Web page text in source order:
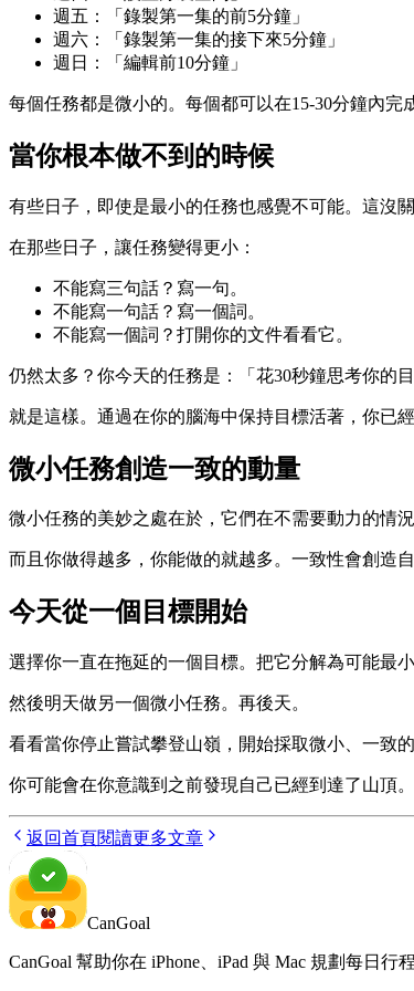
週五：「錄製第一集的前5分鐘」
週六：「錄製第一集的接下來5分鐘」
週日：「編輯前10分鐘」
每個任務都是微小的。每個都可以在15-30分鐘內
當你根本做不到的時候
有些日子，即使是最小的任務也感覺不可能。這沒關
在那些日子，讓任務變得更小：
不能寫三句話？寫一句。
不能寫一句話？寫一個詞。
不能寫一個詞？打開你的文件看看它。
仍然太多？你今天的任務是：「花30秒鐘思考你的目
就是這樣。通過在你的腦海中保持目標活著，你已經
微小任務創造一致的動量
微小任務的美妙之處在於，它們在不需要動力的情
而且你做得越多，你能做的就越多。一致性會創造自
今天從一個目標開始
選擇你一直在拖延的一個目標。把它分解為可能最
然後明天做另一個微小任務。再後天。
看看當你停止嘗試攀登山嶺，開始採取微小、一致
你可能會在你意識到之前發現自己已經到達了山頂。
返回首頁閱讀更多文章
CanGoal
CanGoal 幫助你在 iPhone、iPad 與 Mac 規劃每日